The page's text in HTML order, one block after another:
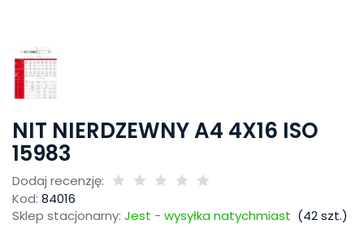
NIT NIERDZEWNY A4 4X16 ISO
15983
Dodaj recenzję:
Kod: 84016
Sklep stacjonarny: Jest - wysyłka natychmiast (42szt.)